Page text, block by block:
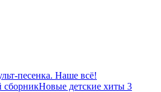
сборникНовые детские хиты 3